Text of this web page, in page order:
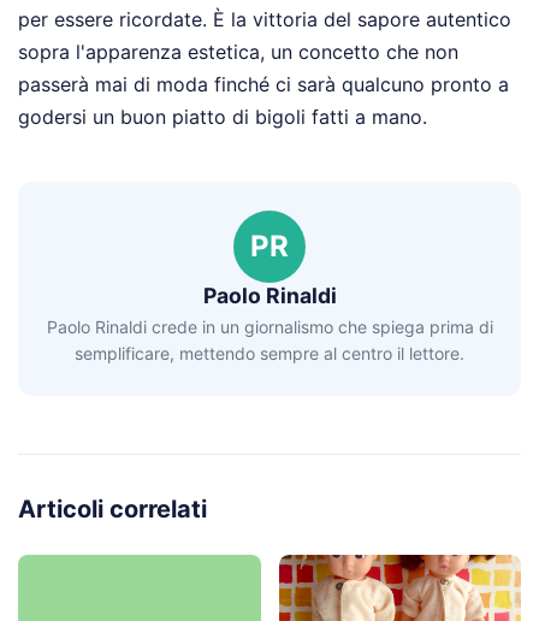
per essere ricordate. È la vittoria del sapore autentico
sopra l'apparenza estetica, un concetto che non
passerà mai di moda finché ci sarà qualcuno pronto a
godersi un buon piatto di bigoli fatti a mano.
PR
Paolo Rinaldi
Paolo Rinaldi crede in un giornalismo che spiega prima di
semplificare, mettendo sempre al centro il lettore.
Articoli correlati